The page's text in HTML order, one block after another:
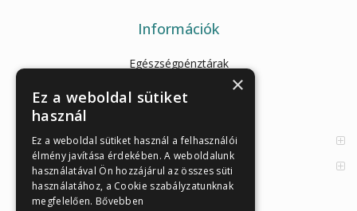
Információk
Egészségpénztárak
Cikkek
Enzimes béldaganatszűrés
Orvosi információk
×
Ez a weboldal sütiket
használ
Ez a weboldal sütiket használ a felhasználói
élmény javítása érdekében. A weboldalunk
használatával Ön hozzájárul az összes süti
használatához, a Cookie szabályzatunknak
megfelelően. Bővebben